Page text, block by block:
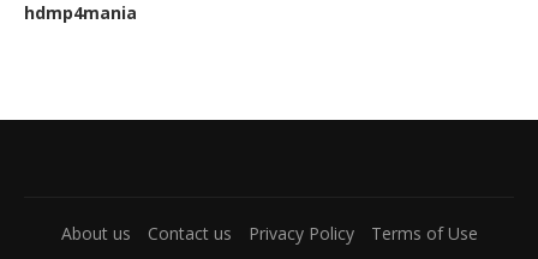
hdmp4mania
About us Contact us Privacy Policy Terms of Use